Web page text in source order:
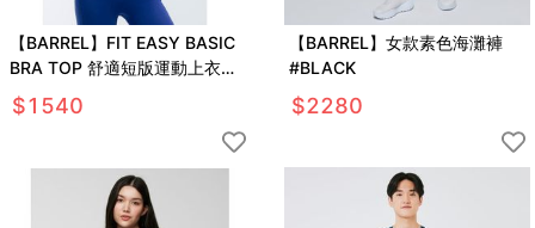
【BARREL】FIT EASY BASIC
BRA TOP 舒適短版運動上衣
#SODA BLUE
$1540
【BARREL】女款素色海灘褲
#BLACK
$2280